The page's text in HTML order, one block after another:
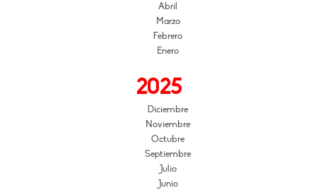
Abril
Marzo
Febrero
Enero
2025
Diciembre
Noviembre
Octubre
Septiembre
Julio
Junio